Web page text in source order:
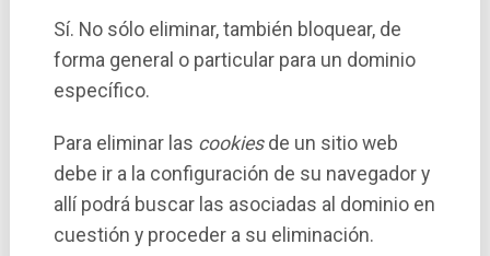
Sí­. No sólo eliminar, también bloquear, de
forma general o particular para un dominio
especí­fico.
Para eliminar las cookiesde un sitio web
debe ir a la configuración de su navegador y
allí­ podrá buscar las asociadas al dominio en
cuestión y proceder a su eliminación.